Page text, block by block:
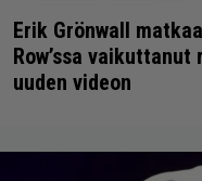
Erik Grönwall
Row’ssa
uuden videon